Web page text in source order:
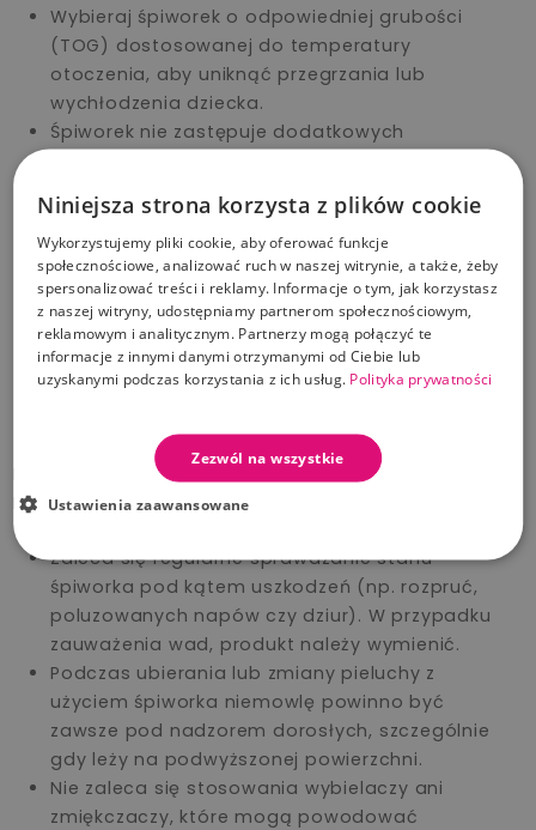
Wybieraj śpiworek o odpowiedniej grubości
(TOG) dostosowanej do temperatury
otoczenia, aby uniknąć przegrzania lub
wychłodzenia dziecka.
Śpiworek nie zastępuje dodatkowych
elementów odzieży w chłodniejsze dni – zawsze
Nie używaj koców, kołder ani innych
dodatkowych okryć w połączeniu ze
śpiworkiem, aby zmniejszyć ryzyko przegrzania i
uduszenia.
Śpiworek jest przeznaczony do stosowania w
łóżeczku lub wózku, ale zawsze należy
przestrzegać zasad bezpiecznego snu
Instrukcje użytkowania, które zwiększają
bezpieczeństwo:
Zaleca się regularne sprawdzanie stanu
śpiworka pod kątem uszkodzeń (np. rozpruć,
poluzowanych napów czy dziur). W przypadku
zauważenia wad, produkt należy wymienić.
Podczas ubierania lub zmiany pieluchy z
użyciem śpiworka niemowlę powinno być
zawsze pod nadzorem dorosłych, szczególnie
gdy leży na podwyższonej powierzchni.
Nie zaleca się stosowania wybielaczy ani
zmiękczaczy, które mogą powodować
Niniejsza strona korzysta z plików cookie
Wykorzystujemy pliki cookie, aby oferować funkcje
społecznościowe, analizować ruch w naszej witrynie, a także, żeby
spersonalizować treści i reklamy. Informacje o tym, jak korzystasz
z naszej witryny, udostępniamy partnerom społecznościowym,
reklamowym i analitycznym. Partnerzy mogą połączyć te
informacje z innymi danymi otrzymanymi od Ciebie lub
uzyskanymi podczas korzystania z ich usług. Polityka prywatności
Zezwól na wszystkie
Ustawienia zaawansowane